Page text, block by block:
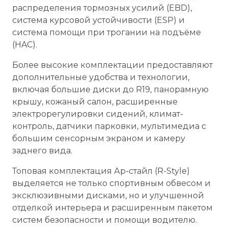
распределения тормозных усилий (EBD),
система курсовой устойчивости (ESP) и
система помощи при трогании на подъёме
(HAC).
Более высокие комплектации предоставляют
дополнительные удобства и технологии,
включая большие диски до R19, панорамную
крышу, кожаный салон, расширенные
электрорегулировки сидений, климат-
контроль, датчики парковки, мультимедиа с
большим сенсорным экраном и камеру
заднего вида.
Топовая комплектация Ар-стайл (R-Style)
выделяется не только спортивным обвесом и
эксклюзивными дисками, но и улучшенной
отделкой интерьера и расширенным пакетом
систем безопасности и помощи водителю.